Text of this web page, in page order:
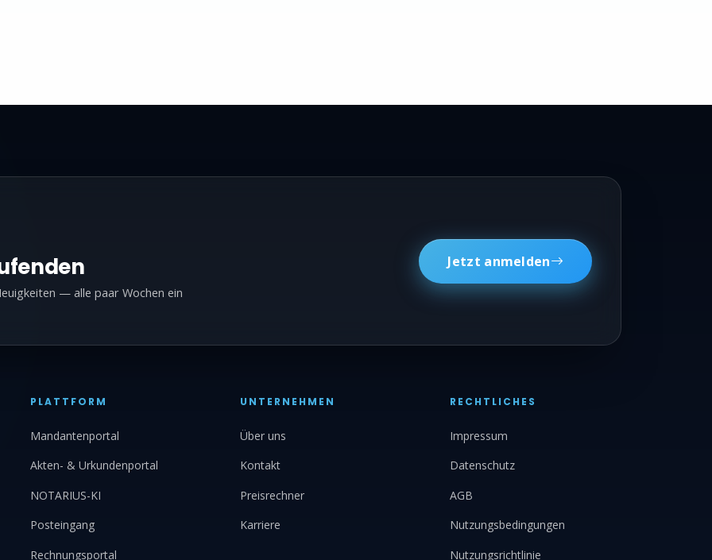
— alle paar Wochen ein
Jetzt anmelden
PLATTFORM
Mandantenportal
Akten- & Urkundenportal
NOTARIUS-KI
Posteingang
Rechnungsportal
UNTERNEHMEN
Über uns
Kontakt
Preisrechner
Karriere
RECHTLICHES
Impressum
Datenschutz
AGB
Nutzungsbedingungen
Nutzungsrichtlinie